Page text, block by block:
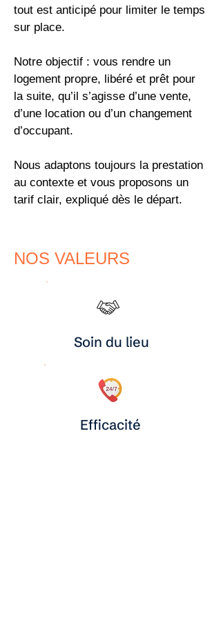
tout est anticipé pour limiter le temps
sur place.
Notre objectif : vous rendre un
logement propre, libéré et prêt pour
la suite, qu’il s’agisse d’une vente,
d’une location ou d’un changement
d’occupant.
Nous adaptons toujours la prestation
au contexte et vous proposons un
tarif clair, expliqué dès le départ.
NOS VALEURS
Soin du lieu
Efficacité